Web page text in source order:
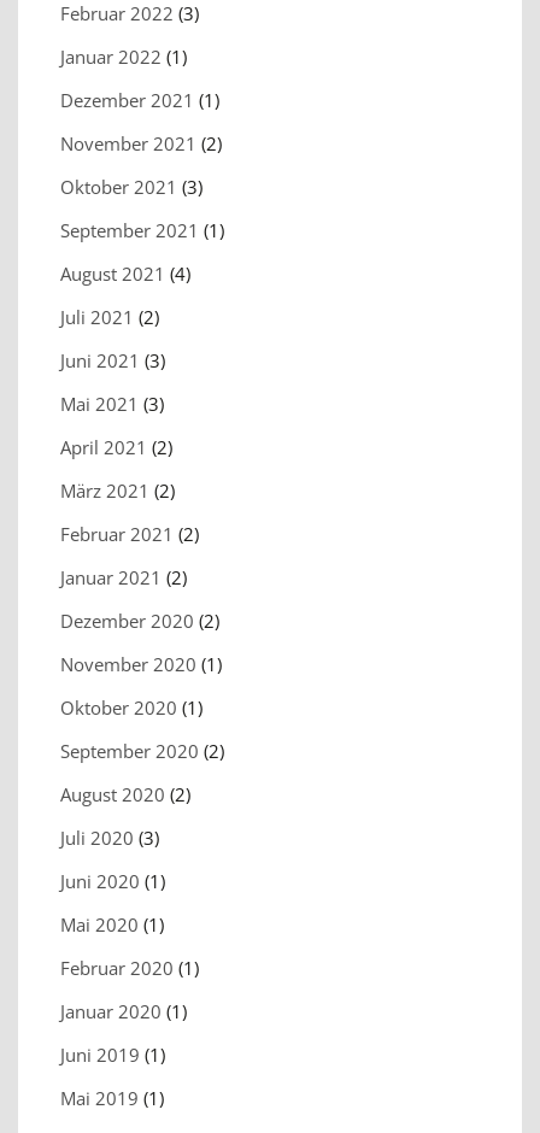
Februar 2022 (3)
Januar 2022 (1)
Dezember 2021 (1)
November 2021 (2)
Oktober 2021 (3)
September 2021 (1)
August 2021 (4)
Juli 2021 (2)
Juni 2021 (3)
Mai 2021 (3)
April 2021 (2)
März 2021 (2)
Februar 2021 (2)
Januar 2021 (2)
Dezember 2020 (2)
November 2020 (1)
Oktober 2020 (1)
September 2020 (2)
August 2020 (2)
Juli 2020 (3)
Juni 2020 (1)
Mai 2020 (1)
Februar 2020 (1)
Januar 2020 (1)
Juni 2019 (1)
Mai 2019 (1)